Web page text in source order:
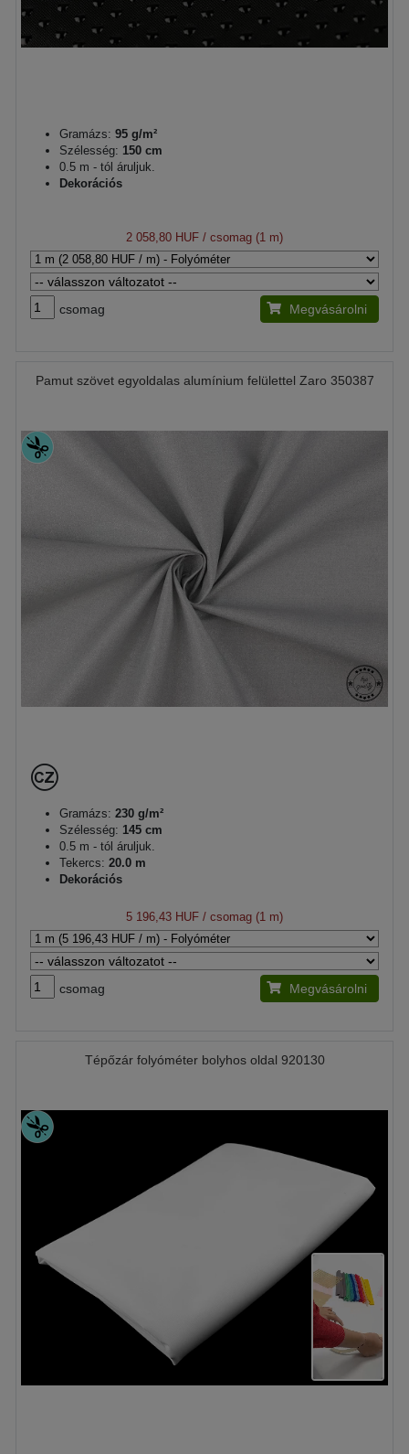
Gramázs: 95 g/m²
Szélesség: 150 cm
0.5 m - tól áruljuk.
Dekorációs
2 058,80 HUF / csomag (1 m)
csomag Megvásárolni
Pamut szövet egyoldalas alumínium felülettel Zaro 350387
Gramázs: 230 g/m²
Szélesség: 145 cm
0.5 m - tól áruljuk.
Tekercs: 20.0 m
Dekorációs
5 196,43 HUF / csomag (1 m)
csomag Megvásárolni
Tépőzár folyóméter bolyhos oldal 920130